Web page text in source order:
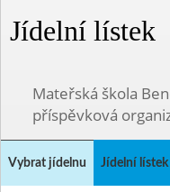
Jídelní lístek
Mateřská škola
příspěvková
Vybrat jídelnu Jídelní lístek